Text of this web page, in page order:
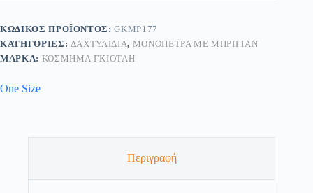
ΚΩΔΙΚΌΣ ΠΡΟΪΌΝΤΟΣ:GKMP177
ΚΑΤΗΓΟΡΊΕΣ: ΔΑΧΤΥΛΊΔΙΑ, ΜΟΝΌΠΕΤΡΑ ΜΕ ΜΠΡΙΓΙΆΝ
ΜΆΡΚΑ: ΚΟΣΜΗΜΑ ΓΚΙΟΤΛΗ
One Size
Περιγραφή